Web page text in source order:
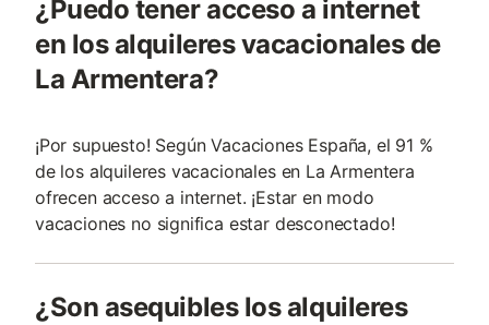
¿Puedo tener acceso a internet
en los alquileres vacacionales de
La Armentera?
¡Por supuesto! Según Vacaciones España, el 91 %
de los alquileres vacacionales en La Armentera
ofrecen acceso a internet. ¡Estar en modo
vacaciones no significa estar desconectado!
¿Son asequibles los alquileres